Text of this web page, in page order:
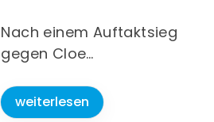
Nach einem Auftaktsieg
gegen Cloe…
weiterlesen